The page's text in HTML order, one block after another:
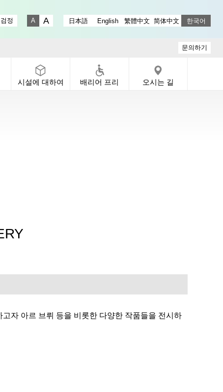
X
Gallery Facebook
dori Gallery YouTube
검정
日本語 English 繁體中文 简体中文 한국어
문의하기
시설에 대하여 배리어 프리 오시는 길
자 아르 브뤼 등을 비롯한 다양한 작품들을 전시하